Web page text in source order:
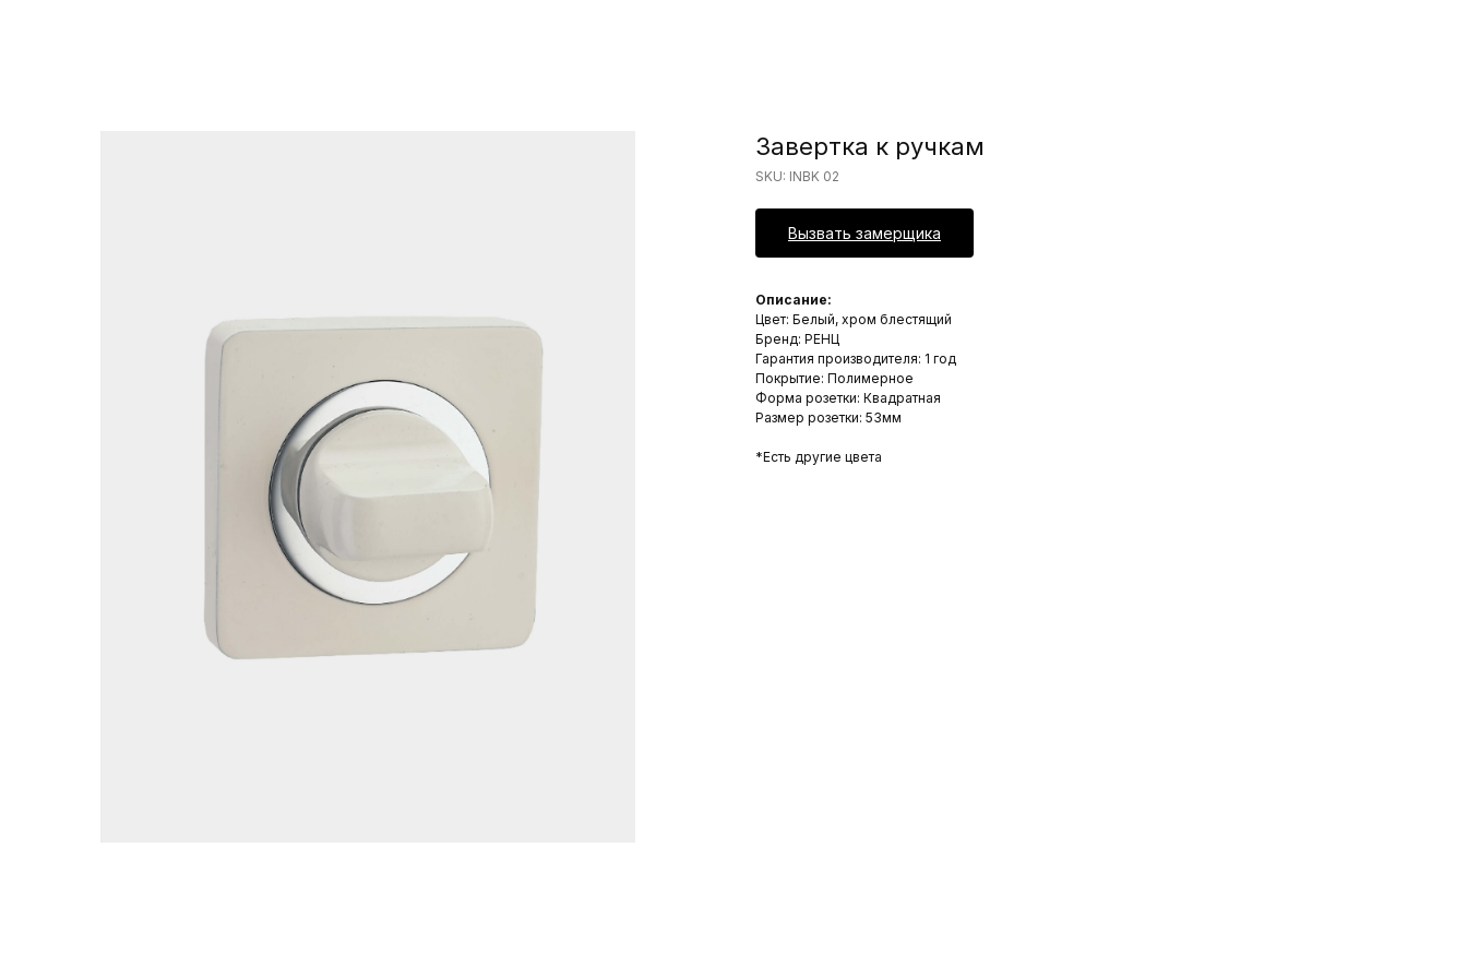
Завертка к ручкам
SKU: INBK 02
Вызвать замерщика
Описание:
Цвет: Белый, хром блестящий
Бренд: РЕНЦ
Гарантия производителя: 1 год
Покрытие: Полимерное
Форма розетки: Квадратная
Размер розетки: 53мм
*Есть другие цвета